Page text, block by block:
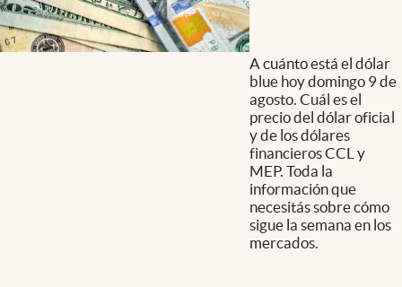
A cuánto está el dólar
blue hoy domingo 9 de
agosto. Cuál es el
precio del dólar oficial
y de los dólares
financieros CCL y
MEP. Toda la
información que
necesitás sobre cómo
sigue la semana en los
mercados.